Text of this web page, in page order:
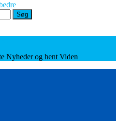
Søg
Nyheder og hent Viden